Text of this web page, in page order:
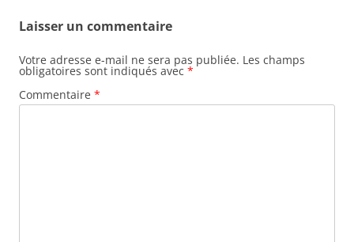
Laisser un commentaire
Votre adresse e-mail ne sera pas publiée. Les champs
obligatoires sont indiqués avec *
Commentaire *